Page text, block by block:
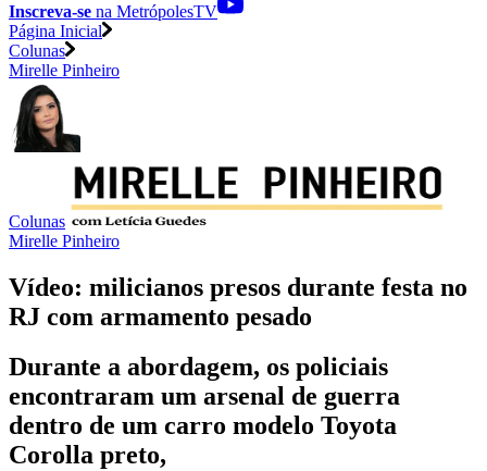
Inscreva-se na MetrópolesTV
Página Inicial
Colunas
Mirelle Pinheiro
Colunas
Mirelle Pinheiro
Vídeo: milicianos presos durante festa no
RJ com armamento pesado
Durante a abordagem, os policiais
encontraram um arsenal de guerra
dentro de um carro modelo Toyota
Corolla preto,